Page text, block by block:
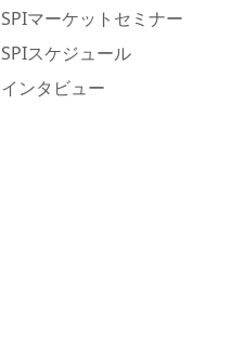
SPIマーケットセミナー
SPIスケジュール
インタビュー